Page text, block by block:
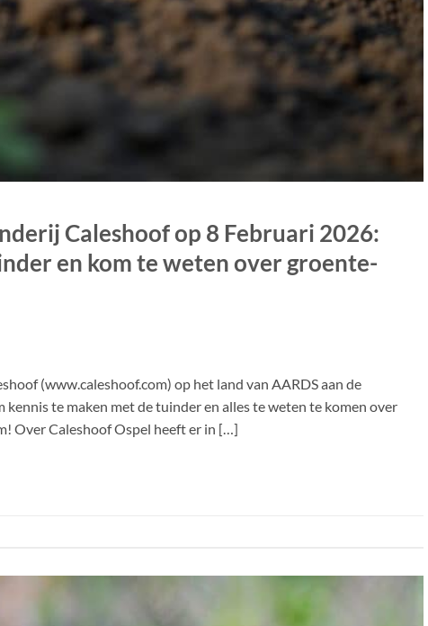
Caleshoof op 8 Februari 2026:
en kom te weten over groente-
(www.caleshoof.com) op het land van AARDS aan de
te maken met de tuinder en alles te weten te komen over
Over Caleshoof Ospel heeft er in […]